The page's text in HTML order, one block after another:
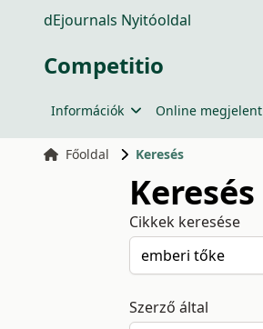
dEjournals Nyitóoldal
Competitio
Információk Online megjelent
Főoldal Keresés
Keresés
Cikkek keresése
Szerző által